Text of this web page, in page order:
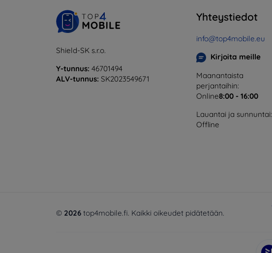
Shield-SK s.r.o.
Y-tunnus: 46701494
ALV-tunnus: SK2023549671
Yhteystiedot
info@top4mobile.eu
Kirjoita meille
Maanantaista
perjantaihin:
Online8:00 - 16:00
Lauantai ja sunnuntai:
Offline
© 2026 top4mobile.fi. Kaikki oikeudet pidätetään.